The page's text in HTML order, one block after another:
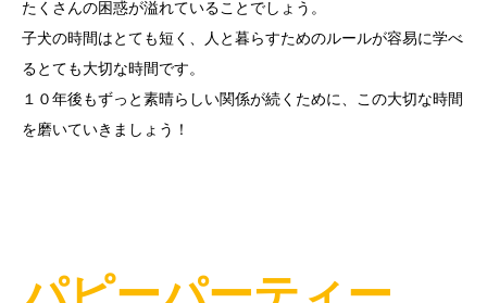
たくさんの困惑が溢れていることでしょう。
子犬の時間はとても短く、人と暮らすためのルールが容易に学べ
るとても大切な時間です。
１０年後もずっと素晴らしい関係が続くために、この大切な時間
を磨いていきましょう！